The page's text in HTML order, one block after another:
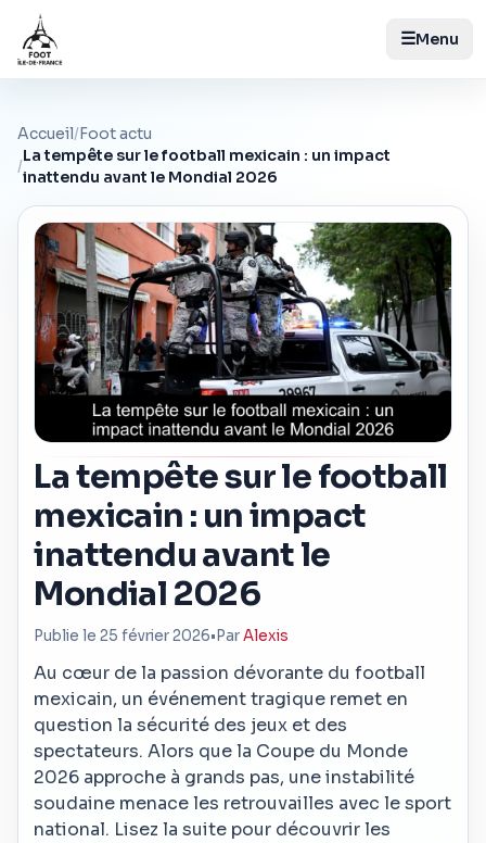
☰Menu
Accueil/Foot actu
/
La tempête sur le football mexicain : un impact
inattendu avant le Mondial 2026
La tempête sur le football
mexicain : un impact
inattendu avant le
Mondial 2026
Publie le 25 février 2026• ParAlexis
Au cœur de la passion dévorante du football
mexicain, un événement tragique remet en
question la sécurité des jeux et des
spectateurs. Alors que la Coupe du Monde
2026 approche à grands pas, une instabilité
soudaine menace les retrouvailles avec le sport
national. Lisez la suite pour découvrir les